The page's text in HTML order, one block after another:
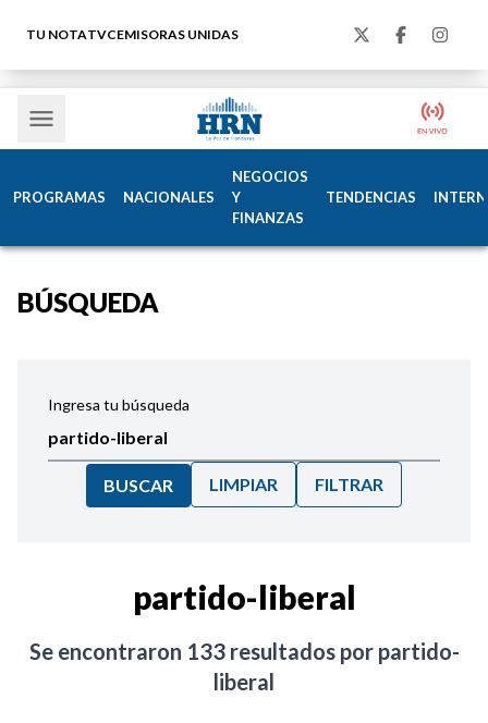
TU NOTATVCEMISORAS UNIDAS
PROGRAMAS NACIONALES
NEGOCIOS
Y
FINANZAS
TENDENCIAS
BÚSQUEDA
Ingresa tu búsqueda
BUSCAR LIMPIAR FILTRAR
partido-liberal
Se encontraron 133resultados por partido-
liberal